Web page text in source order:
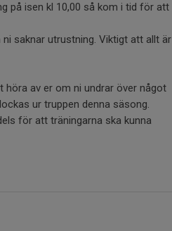
på isen kl 10,00 så kom i tid för att
saknar utrustning. Viktigt att allt är
höra av er om ni undrar över något
ur truppen denna säsong.
för att träningarna ska kunna